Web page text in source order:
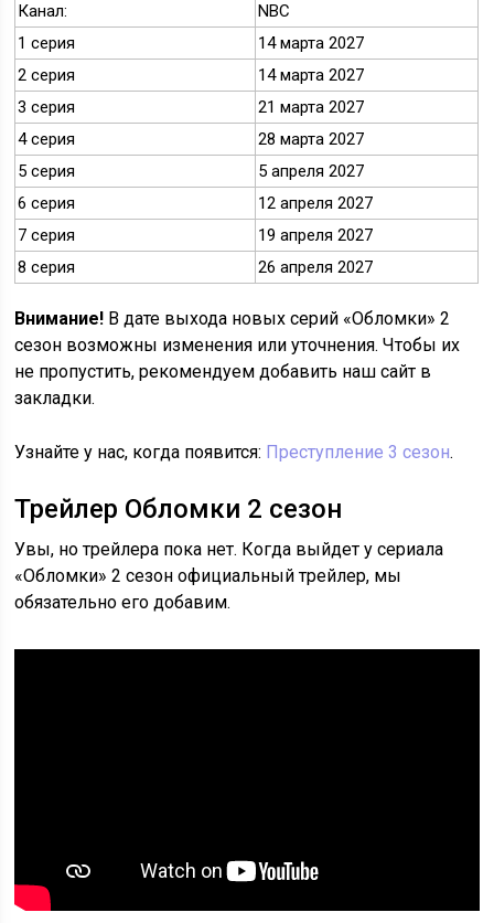
Канал:
NBC
1 серия
14 марта 2027
2 серия
14 марта 2027
3 серия
21 марта 2027
4 серия
28 марта 2027
5 серия
5 апреля 2027
6 серия
12 апреля 2027
7 серия
19 апреля 2027
8 серия
26 апреля 2027
Внимание! В дате выхода новых серий «Обломки» 2
сезон возможны изменения или уточнения. Чтобы их
не пропустить, рекомендуем добавить наш сайт в
закладки.
Узнайте у нас, когда появится: Преступление 3 сезон.
Трейлер Обломки 2 сезон
Увы, но трейлера пока нет. Когда выйдет у сериала
«Обломки» 2 сезон официальный трейлер, мы
обязательно его добавим.